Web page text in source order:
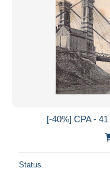
[-40%] CPA -
Status